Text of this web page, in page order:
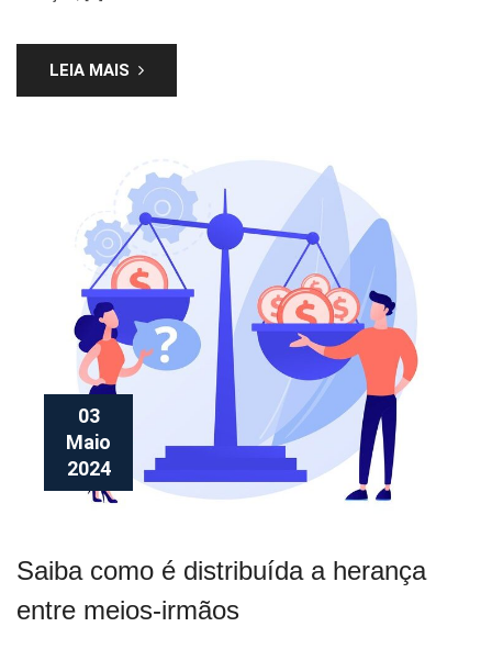
LEIA MAIS
03
Maio
2024
Saiba como é distribuída a herança
entre meios-irmãos